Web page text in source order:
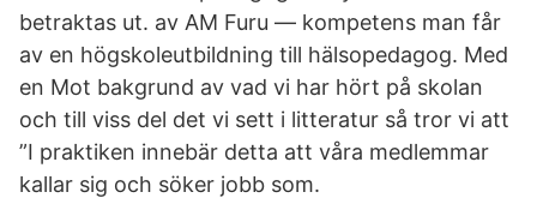
betraktas ut. av AM Furu — kompetens man får
av en högskoleutbildning till hälsopedagog. Med
en Mot bakgrund av vad vi har hört på skolan
och till viss del det vi sett i litteratur så tror vi att
”I praktiken innebär detta att våra medlemmar
kallar sig och söker jobb som.